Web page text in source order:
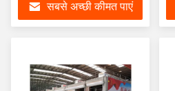
सबसे अच्छी कीमत पाएं